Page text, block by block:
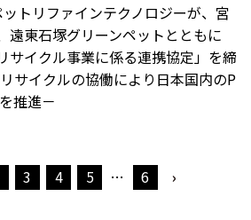
トリファインテクノロジーが、宮
遠東石塚グリーンペットとともに
サイクル事業に係る連携協定」を締
サイクルの協働により日本国内のP
推進－
3 4 5 … 6 ›